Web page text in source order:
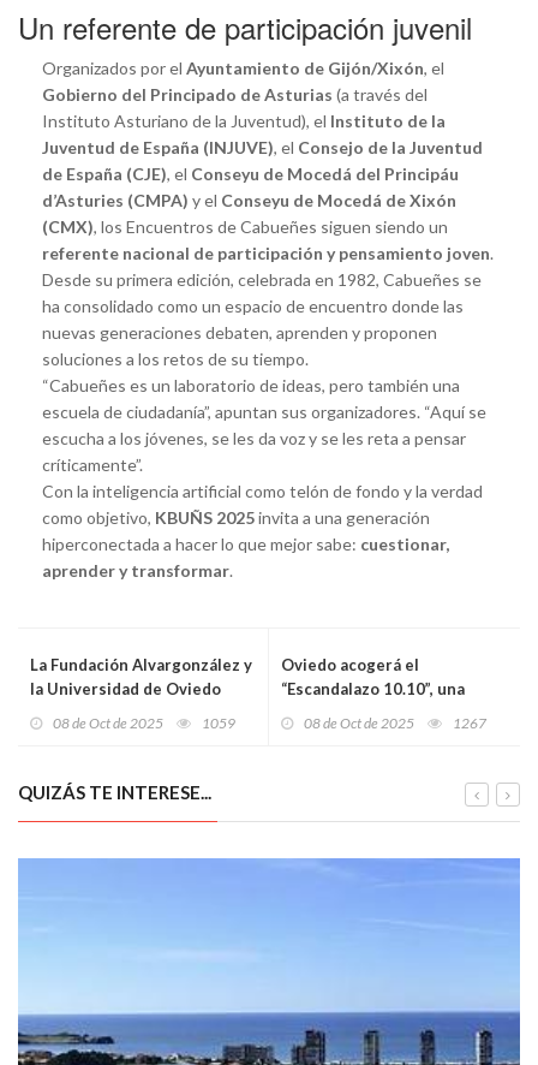
Un referente de participación juvenil
Organizados por el Ayuntamiento de Gijón/Xixón, el
Gobierno del Principado de Asturias (a través del
Instituto Asturiano de la Juventud), el Instituto de la
Juventud de España (INJUVE), el Consejo de la Juventud
de España (CJE), el Conseyu de Mocedá del Principáu
d’Asturies (CMPA) y el Conseyu de Mocedá de Xixón
(CMX), los Encuentros de Cabueñes siguen siendo un
referente nacional de participación y pensamiento joven.
Desde su primera edición, celebrada en 1982, Cabueñes se
ha consolidado como un espacio de encuentro donde las
nuevas generaciones debaten, aprenden y proponen
soluciones a los retos de su tiempo.
“Cabueñes es un laboratorio de ideas, pero también una
escuela de ciudadanía”, apuntan sus organizadores. “Aquí se
escucha a los jóvenes, se les da voz y se les reta a pensar
críticamente”.
Con la inteligencia artificial como telón de fondo y la verdad
como objetivo, KBUÑS 2025invita a una generación
hiperconectada a hacer lo que mejor sabe: cuestionar,
aprender y transformar.
La Fundación Alvargonzález y
la Universidad de Oviedo
08 de Oct de 2025 1059
Oviedo acogerá el
“Escandalazo 10.10”, una
08 de Oct de 2025 1267
QUIZÁS TE INTERESE...